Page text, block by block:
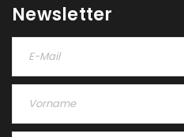
Newsletter